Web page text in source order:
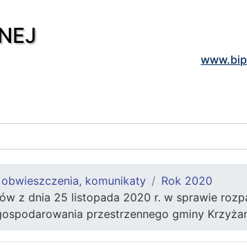
obwieszczenia, komunikaty
Rok 2020
z dnia 25 listopada 2020 r. w sprawie
przestrzennego gminy